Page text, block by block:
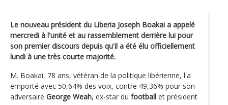
Le nouveau président du Liberia Joseph Boakai a appelé
mercredi à l'unité et au rassemblement derrière lui pour
son premier discours depuis qu'il a été élu officiellement
lundi à une très courte majorité.
M. Boakai, 78 ans, vétéran de la politique libérienne, l'a
emporté avec 50,64% des voix, contre 49,36% pour son
adversaire George Weah, ex-star du football et président